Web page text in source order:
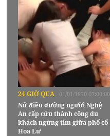
24 GIỜ QUA 01/01/1970 07:00:00
Nữ điều dưỡng người Nghệ
An cấp cứu thành công du
khách ngừng tim giữa phố cổ
Hoa Lư